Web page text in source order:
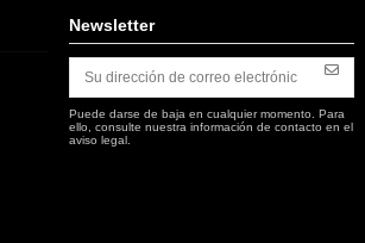
Newsletter
Puede darse de baja en cualquier momento. Para
ello, consulte nuestra información de contacto en el
aviso legal.